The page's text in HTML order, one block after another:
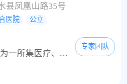
县凤凰山路35号
医院 公立
修水县第一人民医院现为一所集医疗、急救、预防、保健、康复、教学于一体的综合性三级医院，设置南院、北院和西院三个院区，县域服务人口87万，医疗辐射半径50多公里，现有在岗职工1100人，其中在编人员600人，聘用人员500人，卫生技术人员1000人，副高以上技术职称62人，中级技术职称256人。编置床位972张，开放床位1100张，临床科室31个，医技科室16个，省县共建重点科室2个，年门诊量５0万人次，年住院病人５.１万人次，年住院手术8500例，病...
专家团队